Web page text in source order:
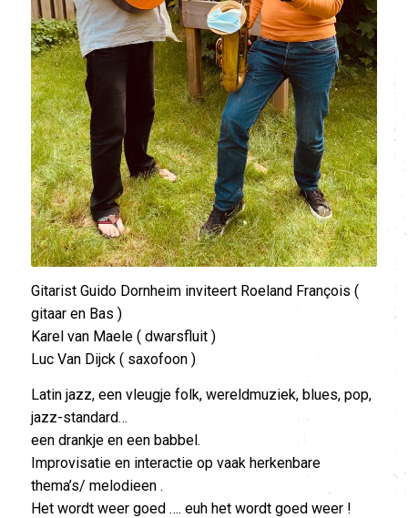
Gitarist Guido Dornheim inviteert Roeland François (
gitaar en Bas )
Karel van Maele ( dwarsfluit )
Luc Van Dijck ( saxofoon )
Latin jazz, een vleugje folk, wereldmuziek, blues, pop,
jazz-standard…
een drankje en een babbel.
Improvisatie en interactie op vaak herkenbare
thema’s/ melodieen .
Het wordt weer goed …. euh het wordt goed weer !